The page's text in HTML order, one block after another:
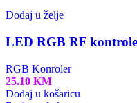
Dodaj u želje
LED RGB RF
RGB Konroler
25.10 KM
Dodaj u košaricu